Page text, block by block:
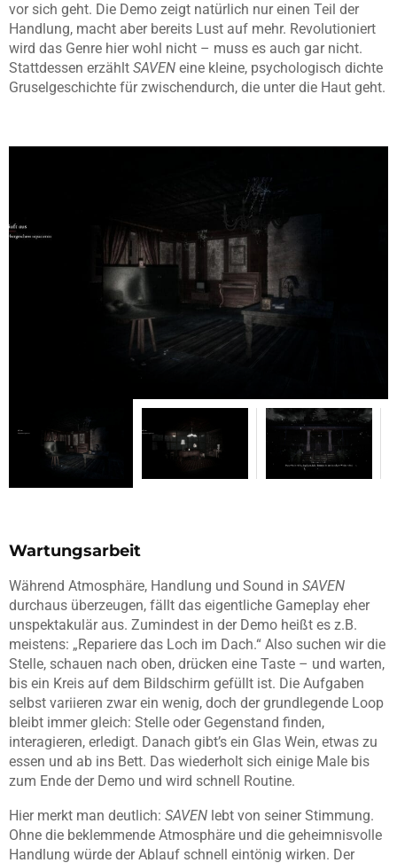
vor sich geht. Die Demo zeigt natürlich nur einen Teil der
Handlung, macht aber bereits Lust auf mehr. Revolutioniert
wird das Genre hier wohl nicht – muss es auch gar nicht.
Stattdessen erzählt SAVEN eine kleine, psychologisch dichte
Gruselgeschichte für zwischendurch, die unter die Haut geht.
Wartungsarbeit
Während Atmosphäre, Handlung und Sound in SAVEN
durchaus überzeugen, fällt das eigentliche Gameplay eher
unspektakulär aus. Zumindest in der Demo heißt es z.B.
meistens: „Repariere das Loch im Dach.“ Also suchen wir die
Stelle, schauen nach oben, drücken eine Taste – und warten,
bis ein Kreis auf dem Bildschirm gefüllt ist. Die Aufgaben
selbst variieren zwar ein wenig, doch der grundlegende Loop
bleibt immer gleich: Stelle oder Gegenstand finden,
interagieren, erledigt. Danach gibt’s ein Glas Wein, etwas zu
essen und ab ins Bett. Das wiederholt sich einige Male bis
zum Ende der Demo und wird schnell Routine.
Hier merkt man deutlich: SAVEN lebt von seiner Stimmung.
Ohne die beklemmende Atmosphäre und die geheimnisvolle
Handlung würde der Ablauf schnell eintönig wirken. Der